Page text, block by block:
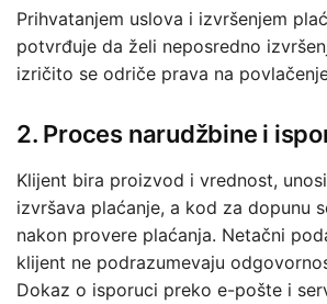
Prihvatanjem uslova i izvršenjem
potvrđuje da želi neposredno
izričito se odriče prava na
2. Proces narudžbine i
Klijent bira proizvod i vrednost,
izvršava plaćanje, a kod za dopunu
nakon provere plaćanja. Netačni
klijent ne podrazumevaju
Dokaz o isporuci preko e-pošte i